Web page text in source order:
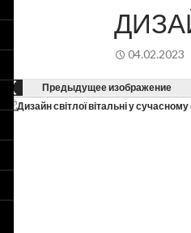
04.02.2023
Предыдущее изображение